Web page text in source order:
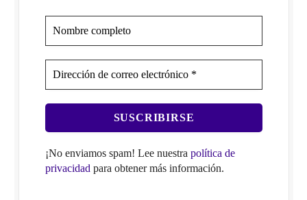
¡No enviamos spam! Lee nuestra política de
privacidad para obtener más información.